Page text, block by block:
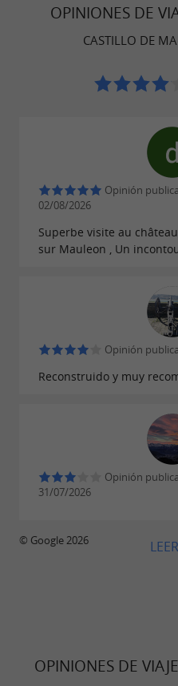
OPINIONES DE
CASTILLO DE
Opinión
02/08/2026
Superbe visite au
sur Mauleon , Un
Opinión
Reconstruido y muy
Opinión
31/07/2026
© Google 2026
OPINIONES DE